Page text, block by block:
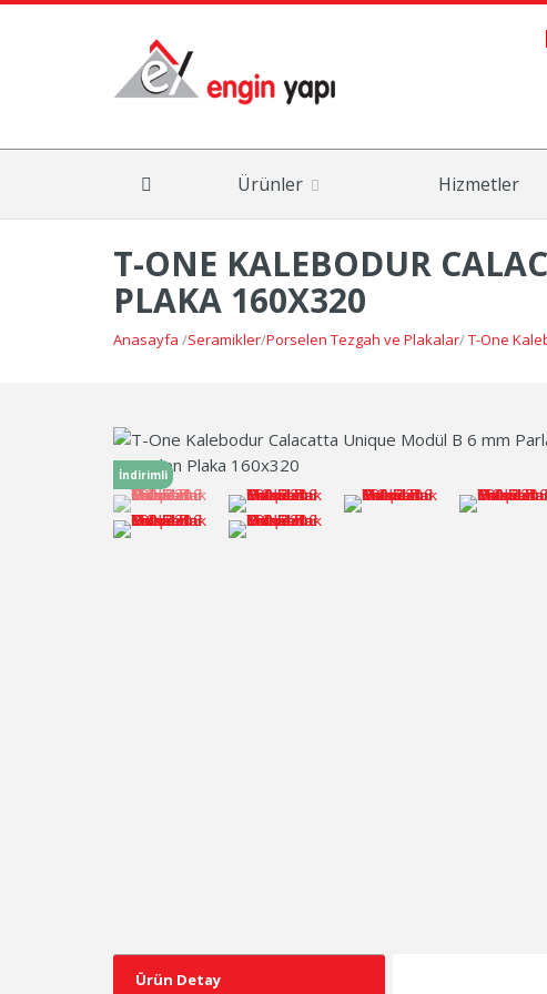
Ürünler Hizmetler
T-ONE KALEBODUR
PLAKA 160X320
Anasayfa /Seramikler/Porselen Tezgah ve Plakalar/T-One
İndirimli
Ürün Detay